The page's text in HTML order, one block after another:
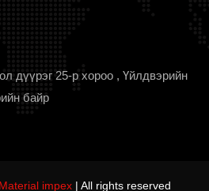
дүүрэг 25-р хороо , Үйлдвэрийн
байр
Material impex | All rights reserved